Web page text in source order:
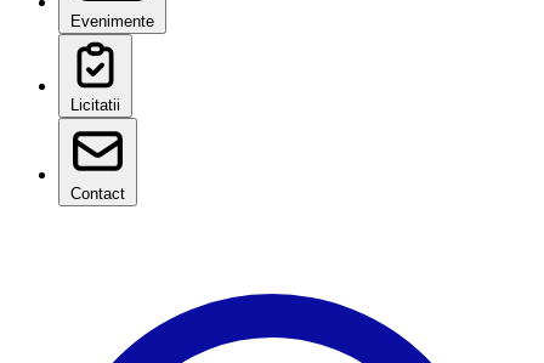
Evenimente
Licitatii
Contact